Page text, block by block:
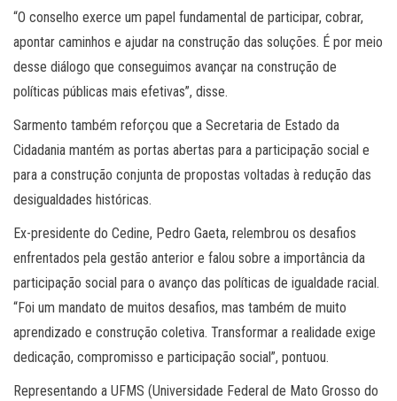
“O conselho exerce um papel fundamental de participar, cobrar,
apontar caminhos e ajudar na construção das soluções. É por meio
desse diálogo que conseguimos avançar na construção de
políticas públicas mais efetivas”, disse.
Sarmento também reforçou que a Secretaria de Estado da
Cidadania mantém as portas abertas para a participação social e
para a construção conjunta de propostas voltadas à redução das
desigualdades históricas.
Ex-presidente do Cedine, Pedro Gaeta, relembrou os desafios
enfrentados pela gestão anterior e falou sobre a importância da
participação social para o avanço das políticas de igualdade racial.
“Foi um mandato de muitos desafios, mas também de muito
aprendizado e construção coletiva. Transformar a realidade exige
dedicação, compromisso e participação social”, pontuou.
Representando a UFMS (Universidade Federal de Mato Grosso do